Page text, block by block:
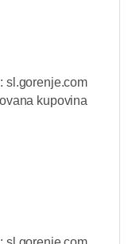
sl.gorenje.com
kupovina